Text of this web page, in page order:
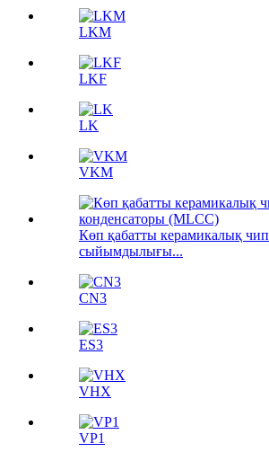
LKM
LKF
LK
VKM
Көп қабатты керамикалық чип
сыйымдылығы...
CN3
ES3
VHX
VP1